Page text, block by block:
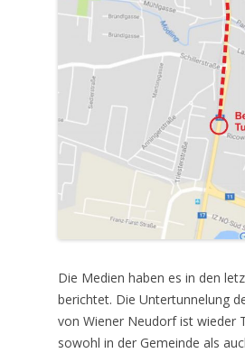
Die Medien haben es in den
berichtet. Die Untertunnelung
von Wiener Neudorf ist wieder
sowohl in der Gemeinde als